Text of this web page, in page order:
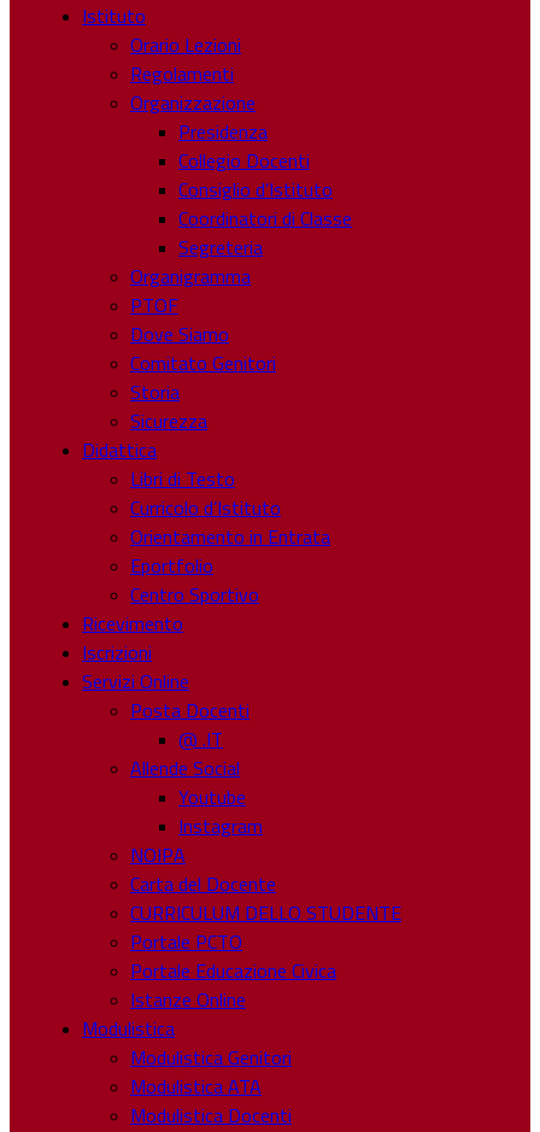
Istituto
Orario Lezioni
Regolamenti
Organizzazione
Presidenza
Collegio Docenti
Consiglio d’Istituto
Coordinatori di Classe
Segreteria
Organigramma
PTOF
Dove Siamo
Comitato Genitori
Storia
Sicurezza
Didattica
Libri di Testo
Curricolo d’Istituto
Orientamento in Entrata
Eportfolio
Centro Sportivo
Ricevimento
Iscrizioni
Servizi Online
Posta Docenti
@ .IT
Allende Social
Youtube
Instagram
NOIPA
Carta del Docente
CURRICULUM DELLO STUDENTE
Portale PCTO
Portale Educazione Civica
Istanze Online
Modulistica
Modulistica Genitori
Modulistica ATA
Modulistica Docenti